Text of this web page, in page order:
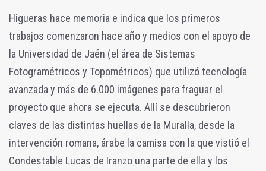
Higueras hace memoria e indica que los primeros
trabajos comenzaron hace año y medios con el apoyo de
la Universidad de Jaén (el área de Sistemas
Fotogramétricos y Topométricos) que utilizó tecnología
avanzada y más de 6.000 imágenes para fraguar el
proyecto que ahora se ejecuta. Allí se descubrieron
claves de las distintas huellas de la Muralla, desde la
intervención romana, árabe la camisa con la que vistió el
Condestable Lucas de Iranzo una parte de ella y los